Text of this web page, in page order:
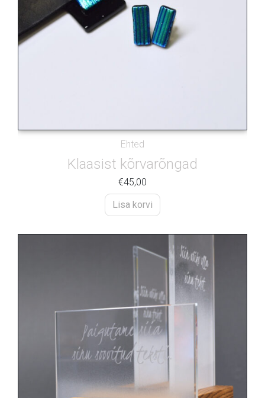
Ehted
Klaasist kõrvarõngad
€45,00
Lisa korvi